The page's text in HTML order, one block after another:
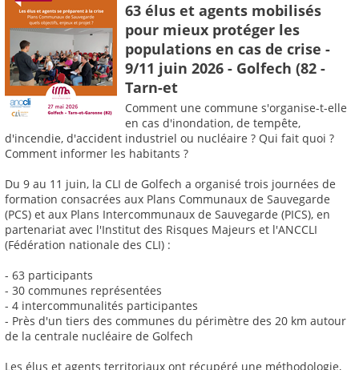
63 élus et agents mobilisés
pour mieux protéger les
populations en cas de crise -
9/11 juin 2026 - Golfech (82 -
Tarn-et
Comment une commune s'organise-t-elle
en cas d'inondation, de tempête,
d'incendie, d'accident industriel ou nucléaire ? Qui fait quoi ?
Comment informer les habitants ?
Du 9 au 11 juin, la CLI de Golfech a organisé trois journées de
formation consacrées aux Plans Communaux de Sauvegarde
(PCS) et aux Plans Intercommunaux de Sauvegarde (PICS), en
partenariat avec l'Institut des Risques Majeurs et l'ANCCLI
(Fédération nationale des CLI) :
- 63 participants
- 30 communes représentées
- 4 intercommunalités participantes
- Près d'un tiers des communes du périmètre des 20 km autour
de la centrale nucléaire de Golfech
Les élus et agents territoriaux ont récupéré une méthodologie,